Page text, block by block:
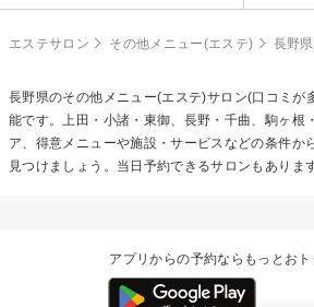
エステサロン その他メニュー(エステ) 長野県
長野県のその他メニュー(エステ)サロン(口コミが
能です。上田・小諸・東御、長野・千曲、駒ヶ根
ア、得意メニューや施設・サービスなどの条件か
見つけましょう。当日予約できるサロンもあります
アプリからの予約ならもっとおト